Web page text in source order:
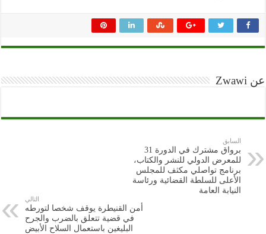
عن Zwawi
السابق
برواق مشترك في الدورة 31
للمعرض الدولي للنشر والكتاب،
برنامج تواصلي مكثف للمجلس
الأعلى للسلطة القضائية ورئاسة
النيابة العامة
التالي
أمن القنيطرة يوقف شخصا لتورطه
في قضية تتعلق بالضرب والجرح
البليغين باستعمال السلاح الأبيض